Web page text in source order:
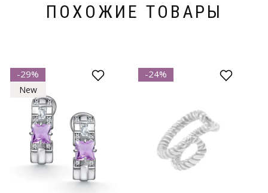
ПОХОЖИЕ ТОВАРЫ
New
-29% -24%